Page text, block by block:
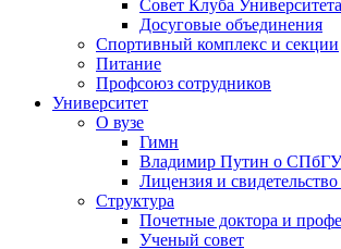
Совет Клуба Университета
Досуговые объединения
Спортивный комплекс и секции
Питание
Профсоюз сотрудников
Университет
О вузе
Гимн
Владимир Путин о
Лицензия и
Структура
Почетные доктора и
Ученый совет